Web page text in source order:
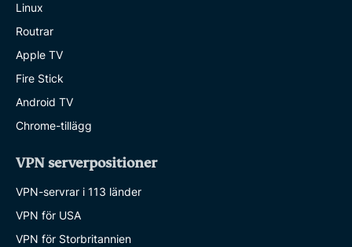
Linux
Routrar
Apple TV
Fire Stick
Android TV
Chrome-tillägg
VPN serverpositioner
VPN-servrar i 113 länder
VPN för USA
VPN för Storbritannien